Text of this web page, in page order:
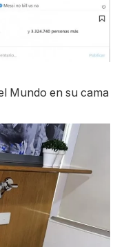
Mundo en su cama